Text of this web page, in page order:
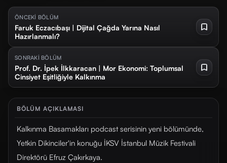
ÖNCEKİ BÖLÜM
Faruk Eczacıbaşı | Dijital Çağda Yarına Nasıl
Hazırlanmalı?
SONRAKİ BÖLÜM
Prof. Dr. İpek İlkkaracan | Mor Ekonomi: Toplumsal
Cinsiyet Eşitliğiyle Kalkınma
BÖLÜM AÇIKLAMASI
Kalkınma Basamakları podcast serisinin yeni bölümünde,
Yetkin Dikinciler'in konuğu İKSV İstanbul Müzik Festivali
Direktörü Efruz Çakırkaya.